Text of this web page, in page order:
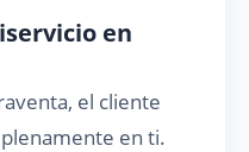
en
el cliente
en ti.